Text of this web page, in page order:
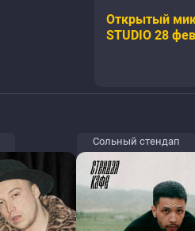
Открытый
STUDIO 28
Сольный стендап